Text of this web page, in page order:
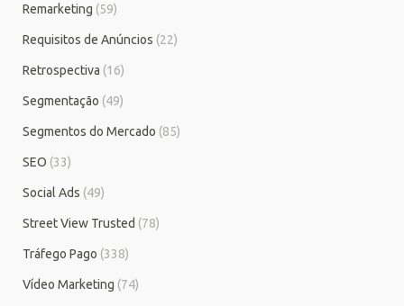
Remarketing (59)
Requisitos de Anúncios (22)
Retrospectiva (16)
Segmentação (49)
Segmentos do Mercado (85)
SEO (33)
Social Ads (49)
Street View Trusted (78)
Tráfego Pago (338)
Vídeo Marketing (74)